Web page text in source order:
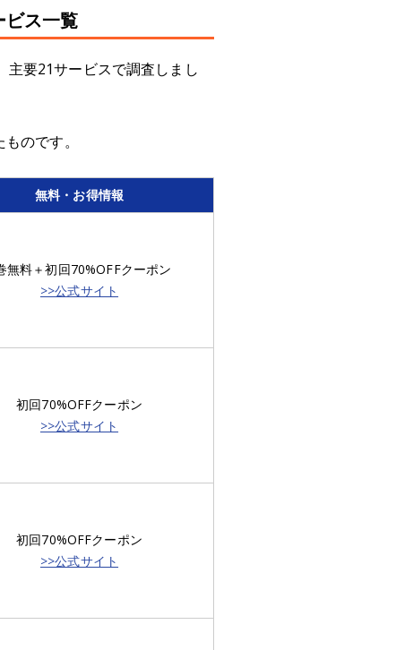
ビス一覧
主要21サービスで調査しまし
のです。
無料・お得情報
無料＋初回70%OFFクーポン
>>公式サイト
初回70%OFFクーポン
>>公式サイト
初回70%OFFクーポン
>>公式サイト